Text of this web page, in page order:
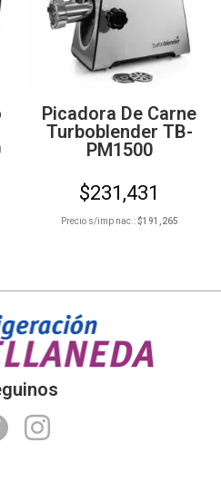
Picadora De Carne
Turboblender TB-
PM1500
$231,431
Precio s/imp nac.:$191,265